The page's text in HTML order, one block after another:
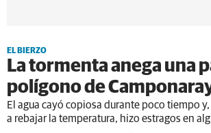
EL BIERZO
La tormenta anega una
polígono de
El agua cayó copiosa durante poco tiempo
a rebajar la temperatura, hizo estragos en